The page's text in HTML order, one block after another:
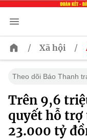
/ Xã hội /
Theo dõi Báo Thanh
​Trên 9,6
quyết hỗ trợ
23.000 tỷ